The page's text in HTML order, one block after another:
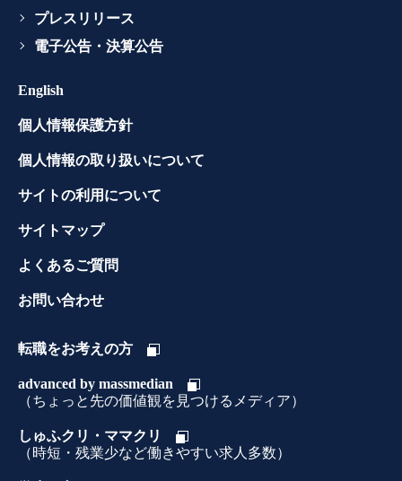
プレスリリース
電子公告・決算公告
English
個人情報保護方針
個人情報の取り扱いについて
サイトの利用について
サイトマップ
よくあるご質問
お問い合わせ
転職をお考えの方
advanced by massmedian
（ちょっと先の価値観を見つけるメディア）
しゅふクリ・ママクリ
（時短・残業少など働きやすい求人多数）